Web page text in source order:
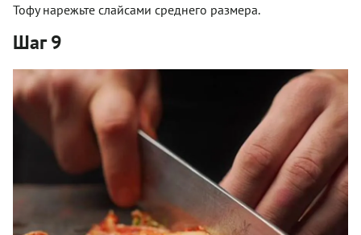
Тофу нарежьте слайсами среднего размера.
Шаг 9